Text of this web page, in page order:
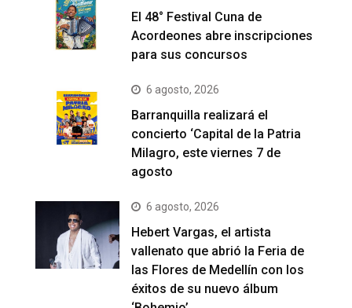
El 48° Festival Cuna de
Acordeones abre inscripciones
para sus concursos
6 agosto, 2026
Barranquilla realizará el
concierto ‘Capital de la Patria
Milagro, este viernes 7 de
agosto
6 agosto, 2026
Hebert Vargas, el artista
vallenato que abrió la Feria de
las Flores de Medellín con los
éxitos de su nuevo álbum